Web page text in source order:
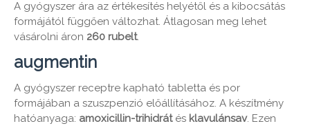
A gyógyszer ára az értékesítés helyétől és a kibocsátás
formájától függően változhat. Átlagosan meg lehet
vásárolni áron 260 rubelt.
augmentin
A gyógyszer receptre kapható tabletta és por
formájában a szuszpenzió előállításához. A készítmény
hatóanyaga: amoxicillin-trihidrátés klavulánsav. Ezen